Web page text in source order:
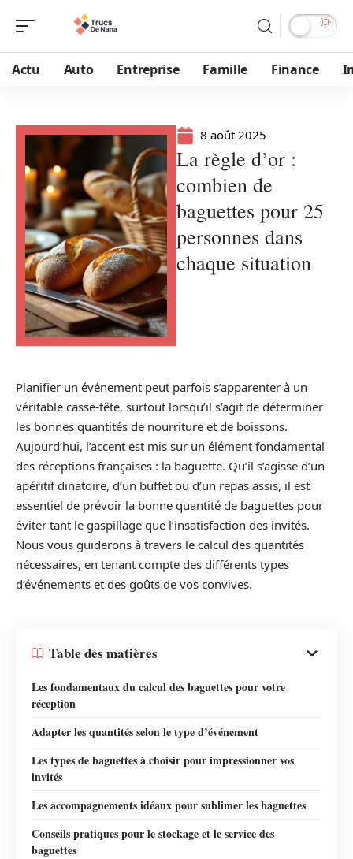
Actu Auto Entreprise Famille Finance
8 août 2025
La règle d’or :
combien de
baguettes pour 25
personnes dans
chaque situation
Planifier un événement peut parfois s’apparenter à un
véritable casse-tête, surtout lorsqu’il s’agit de déterminer
les bonnes quantités de nourriture et de boissons.
Aujourd’hui, l’accent est mis sur un élément fondamental
des réceptions françaises : la baguette. Qu’il s’agisse d’un
apéritif dinatoire, d’un buffet ou d’un repas assis, il est
essentiel de prévoir la bonne quantité de baguettes pour
éviter tant le gaspillage que l’insatisfaction des invités.
Nous vous guiderons à travers le calcul des quantités
nécessaires, en tenant compte des différents types
d’événements et des goûts de vos convives.
Table des matières
Les fondamentaux du calcul des baguettes pour votre
réception
Adapter les quantités selon le type d’événement
Les types de baguettes à choisir pour impressionner vos
invités
Les accompagnements idéaux pour sublimer les baguettes
Conseils pratiques pour le stockage et le service des
baguettes